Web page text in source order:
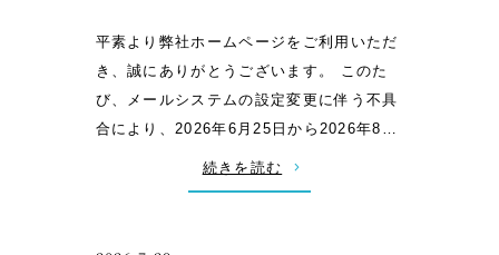
平素より弊社ホームページをご利用いただ
き、誠にありがとうございます。 このた
び、メールシステムの設定変更に伴う不具
合により、2026年6月25日から2026年8…
続きを読む
お